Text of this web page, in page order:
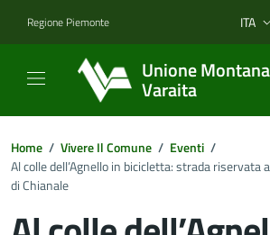
Regione Piemonte ITA
Unione
Varaita
Home / Vivere Il Comune / Eventi /
Al colle dell’Agnello in bicicletta: strada riservata
di Chianale